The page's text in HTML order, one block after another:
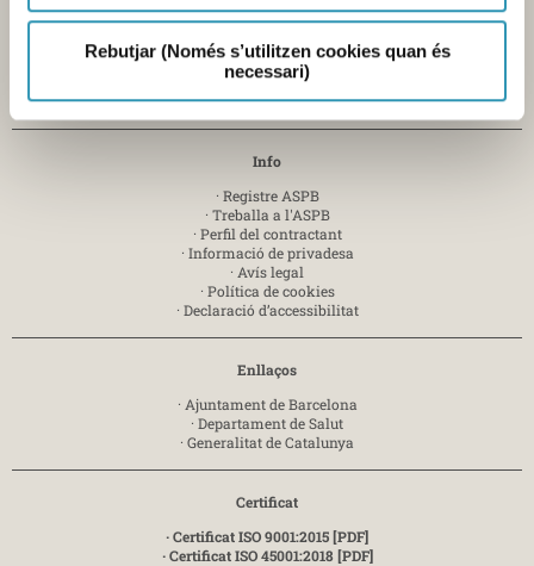
Rebutjar (Només s’utilitzen cookies quan és
necessari)
Av. Drassanes, 13 - 08001 Barcelona -T. 934 439 400
Mercabarna
Zona Franca, sector C - 08040 Barcelona-
Enviar e-mail
Info
· Registre ASPB
· Treballa a l'ASPB
· Perfil del contractant
· Informació de privadesa
· Avís legal
· Política de cookies
· Declaració d’accessibilitat
Enllaços
· Ajuntament de Barcelona
· Departament de Salut
· Generalitat de Catalunya
Certificat
· Certificat ISO 9001:2015 [PDF]
· Certificat ISO 45001:2018 [PDF]